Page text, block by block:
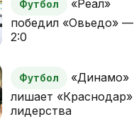
Футбол
«Реал»
победил «Овьедо» —
2:0
Футбол
«Динамо»
лишает «Краснодар»
лидерства